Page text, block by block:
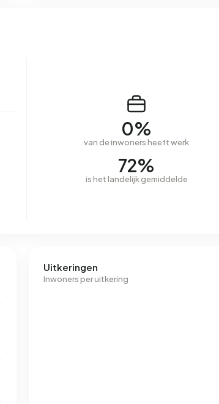
0%
van de inwoners heeft werk
72%
is het landelijk gemiddelde
Uitkeringen
Inwoners per uitkering